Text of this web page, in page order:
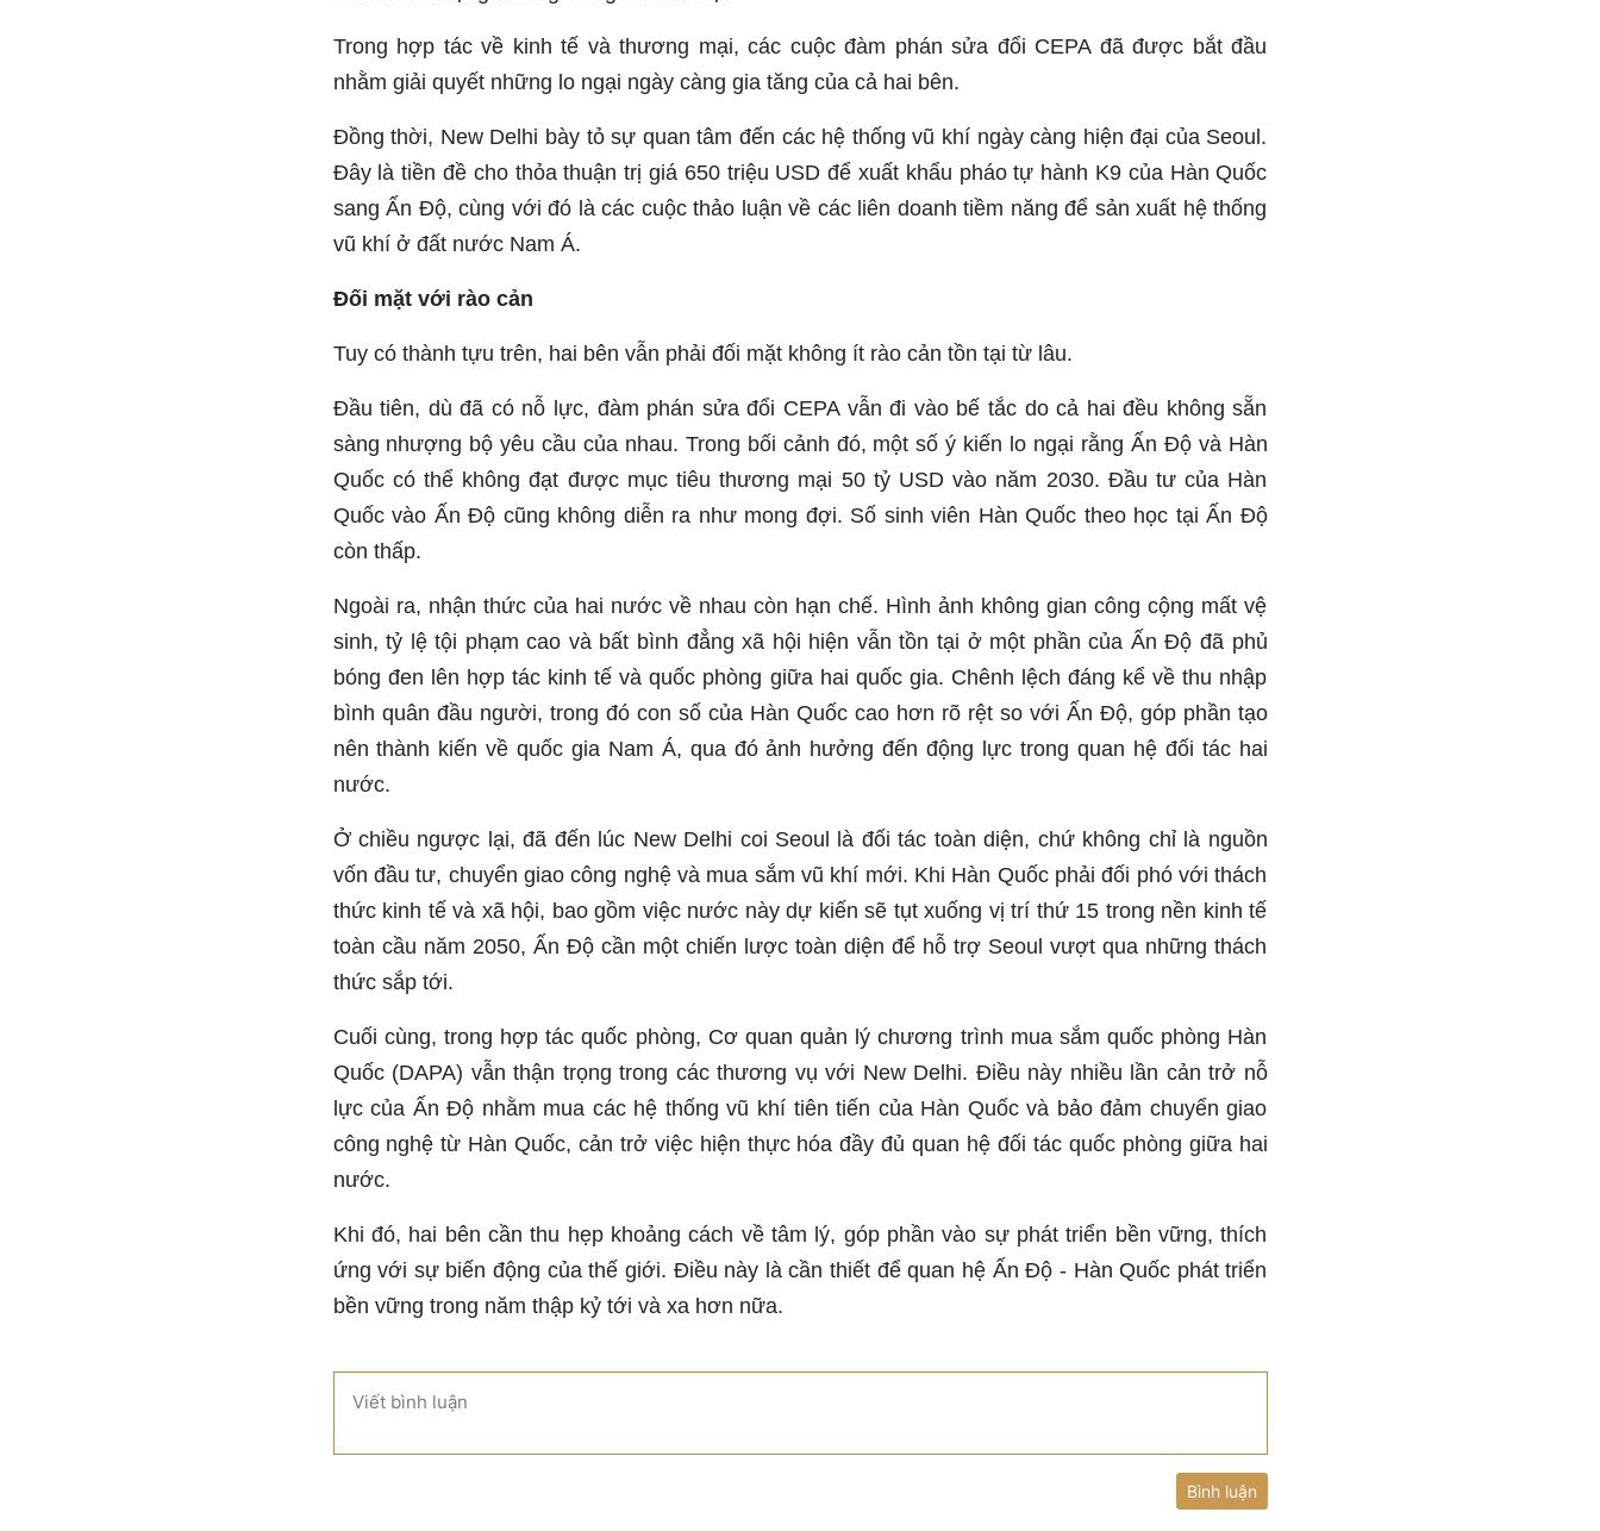
Trong hợp tác về kinh tế và thương mại, các cuộc đàm phán sửa đổi CEPA đã được bắt đầu
nhằm giải quyết những lo ngại ngày càng gia tăng của cả hai bên.
Đồng thời, New Delhi bày tỏ sự quan tâm đến các hệ thống vũ khí ngày càng hiện đại của Seoul.
Đây là tiền đề cho thỏa thuận trị giá 650 triệu USD để xuất khẩu pháo tự hành K9 của Hàn Quốc
sang Ấn Độ, cùng với đó là các cuộc thảo luận về các liên doanh tiềm năng để sản xuất hệ thống
vũ khí ở đất nước Nam Á.
Đối mặt với rào cản
Tuy có thành tựu trên, hai bên vẫn phải đối mặt không ít rào cản tồn tại từ lâu.
Đầu tiên, dù đã có nỗ lực, đàm phán sửa đổi CEPA vẫn đi vào bế tắc do cả hai đều không sẵn
sàng nhượng bộ yêu cầu của nhau. Trong bối cảnh đó, một số ý kiến lo ngại rằng Ấn Độ và Hàn
Quốc có thể không đạt được mục tiêu thương mại 50 tỷ USD vào năm 2030. Đầu tư của Hàn
Quốc vào Ấn Độ cũng không diễn ra như mong đợi. Số sinh viên Hàn Quốc theo học tại Ấn Độ
còn thấp.
Ngoài ra, nhận thức của hai nước về nhau còn hạn chế. Hình ảnh không gian công cộng mất vệ
sinh, tỷ lệ tội phạm cao và bất bình đẳng xã hội hiện vẫn tồn tại ở một phần của Ấn Độ đã phủ
bóng đen lên hợp tác kinh tế và quốc phòng giữa hai quốc gia. Chênh lệch đáng kể về thu nhập
bình quân đầu người, trong đó con số của Hàn Quốc cao hơn rõ rệt so với Ấn Độ, góp phần tạo
nên thành kiến về quốc gia Nam Á, qua đó ảnh hưởng đến động lực trong quan hệ đối tác hai
nước.
Ở chiều ngược lại, đã đến lúc New Delhi coi Seoul là đối tác toàn diện, chứ không chỉ là nguồn
vốn đầu tư, chuyển giao công nghệ và mua sắm vũ khí mới. Khi Hàn Quốc phải đối phó với thách
thức kinh tế và xã hội, bao gồm việc nước này dự kiến sẽ tụt xuống vị trí thứ 15 trong nền kinh tế
toàn cầu năm 2050, Ấn Độ cần một chiến lược toàn diện để hỗ trợ Seoul vượt qua những thách
thức sắp tới.
Cuối cùng, trong hợp tác quốc phòng, Cơ quan quản lý chương trình mua sắm quốc phòng Hàn
Quốc (DAPA) vẫn thận trọng trong các thương vụ với New Delhi. Điều này nhiều lần cản trở nỗ
lực của Ấn Độ nhằm mua các hệ thống vũ khí tiên tiến của Hàn Quốc và bảo đảm chuyển giao
công nghệ từ Hàn Quốc, cản trở việc hiện thực hóa đầy đủ quan hệ đối tác quốc phòng giữa hai
nước.
Khi đó, hai bên cần thu hẹp khoảng cách về tâm lý, góp phần vào sự phát triển bền vững, thích
ứng với sự biến động của thế giới. Điều này là cần thiết để quan hệ Ấn Độ - Hàn Quốc phát triển
bền vững trong năm thập kỷ tới và xa hơn nữa.
Viết bình luận
Bình luận